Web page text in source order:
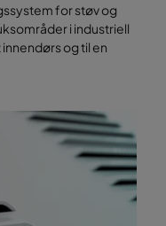
for støv og
i industriell
og til en